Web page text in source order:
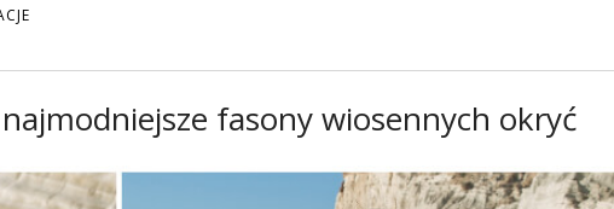
fasony wiosennych okryć